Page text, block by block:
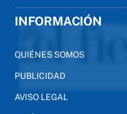
INFORMACIÓN
QUIÉNES SOMOS
PUBLICIDAD
AVISO LEGAL